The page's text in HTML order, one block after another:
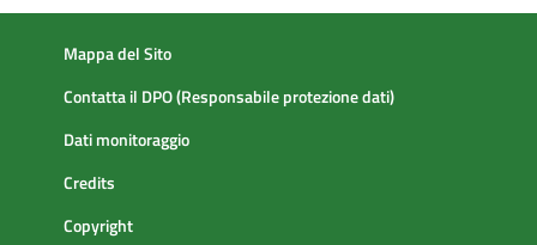
Mappa del Sito
Contatta il DPO (Responsabile protezione dati)
Dati monitoraggio
Credits
Copyright